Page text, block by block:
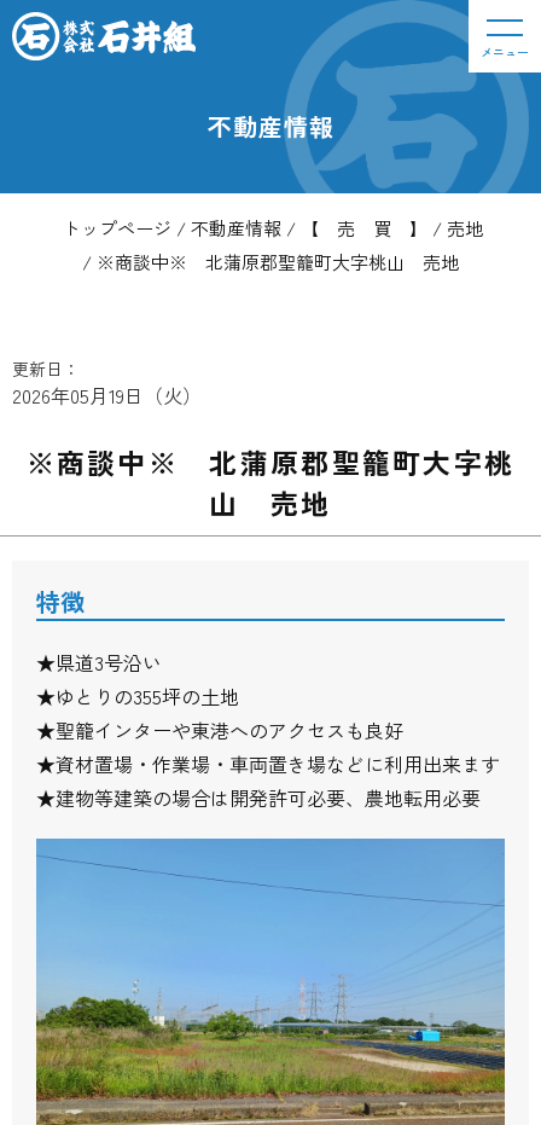
メニュー
不動産情報
トップページ 不動産情報 【 売 買 】
売地
※商談中※ 北蒲原郡聖籠町大字桃山 売地
更新日：
2026年05月19日（火）
※商談中※ 北蒲原郡聖籠町大字桃
山 売地
特徴
★県道3号沿い
★ゆとりの355坪の土地
★聖籠インターや東港へのアクセスも良好
★資材置場・作業場・車両置き場などに利用出来ます
★建物等建築の場合は開発許可必要、農地転用必要